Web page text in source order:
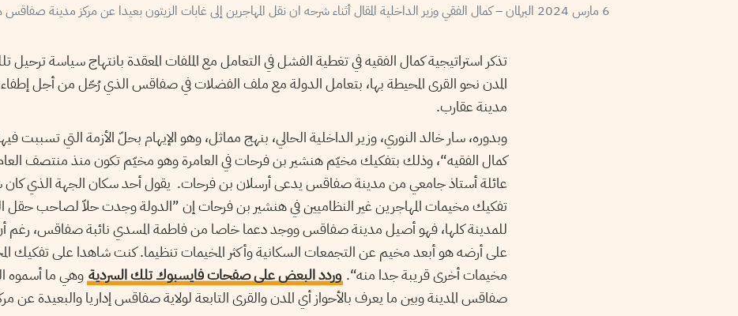
6 مارس 2024 البرلمان – كمال الفقي وزير الداخلية المقال أثناء شرحه ان نقل المهاجرين إلى غابات الزيتون بعيدا عن مركز مدينة صفاقس هو خيار استراتيجي للدولة – مجلس النواب
تذكر استراتيجية كمال الفقيه في تغطية الفشل في التعامل مع الملفات المعقدة بانتهاج سياسة ترحيل
المدن نحو القرى المحيطة بها، بتعامل الدولة مع ملف الفضلات في صفاقس الذي رُحّل من أجل إطفاء
مدينة عقارب.
وبدوره، سار خالد النوري، وزير الداخلية الحالي، بنهج مماثل، وهو الإيهام بحلّ الأزمة التي تسببت
عائلة أستاذ جامعي من مدينة صفاقس يدعى أرسلان بن فرحات. يقول أحد سكان الجهة الذي
تفكيك مخيمات المهاجرين غير النظاميين في هنشير بن فرحات إن ”الدولة وجدت حلاّ لصاحب حقل
للمدينة كلها، فهو أصيل مدينة صفاقس ووجد دعما خاصا من فاطمة المسدي نائبة صفاقس، رغم
على أرضه هو أبعد مخيم عن التجمعات السكانية وأكثر المخيمات تنظيما. كنت شاهدا على تفكيك
مخيمات أخرى قريبة جدا منه“. وردد البعض على صفحات فايسبوك تلك السردية وهي ما أسموه
صفاقس المدينة وبين ما يعرف بالأحواز أي المدن والقرى التابعة لولاية صفاقس إداريا والبعيدة عن مركز